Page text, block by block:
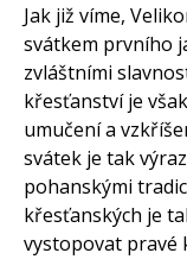
Jak již víme,
svátkem prvního
zvláštními
křesťanství je
umučení a
svátek je tak
pohanskými
křesťanských je
vystopovat pravé